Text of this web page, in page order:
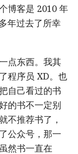
博客是 2010 年
年过去了所幸
点东西。我其
程序员 XD。也
自己看过的书
的书不一定别
不推荐书了，
公众号，那一
然书一直在